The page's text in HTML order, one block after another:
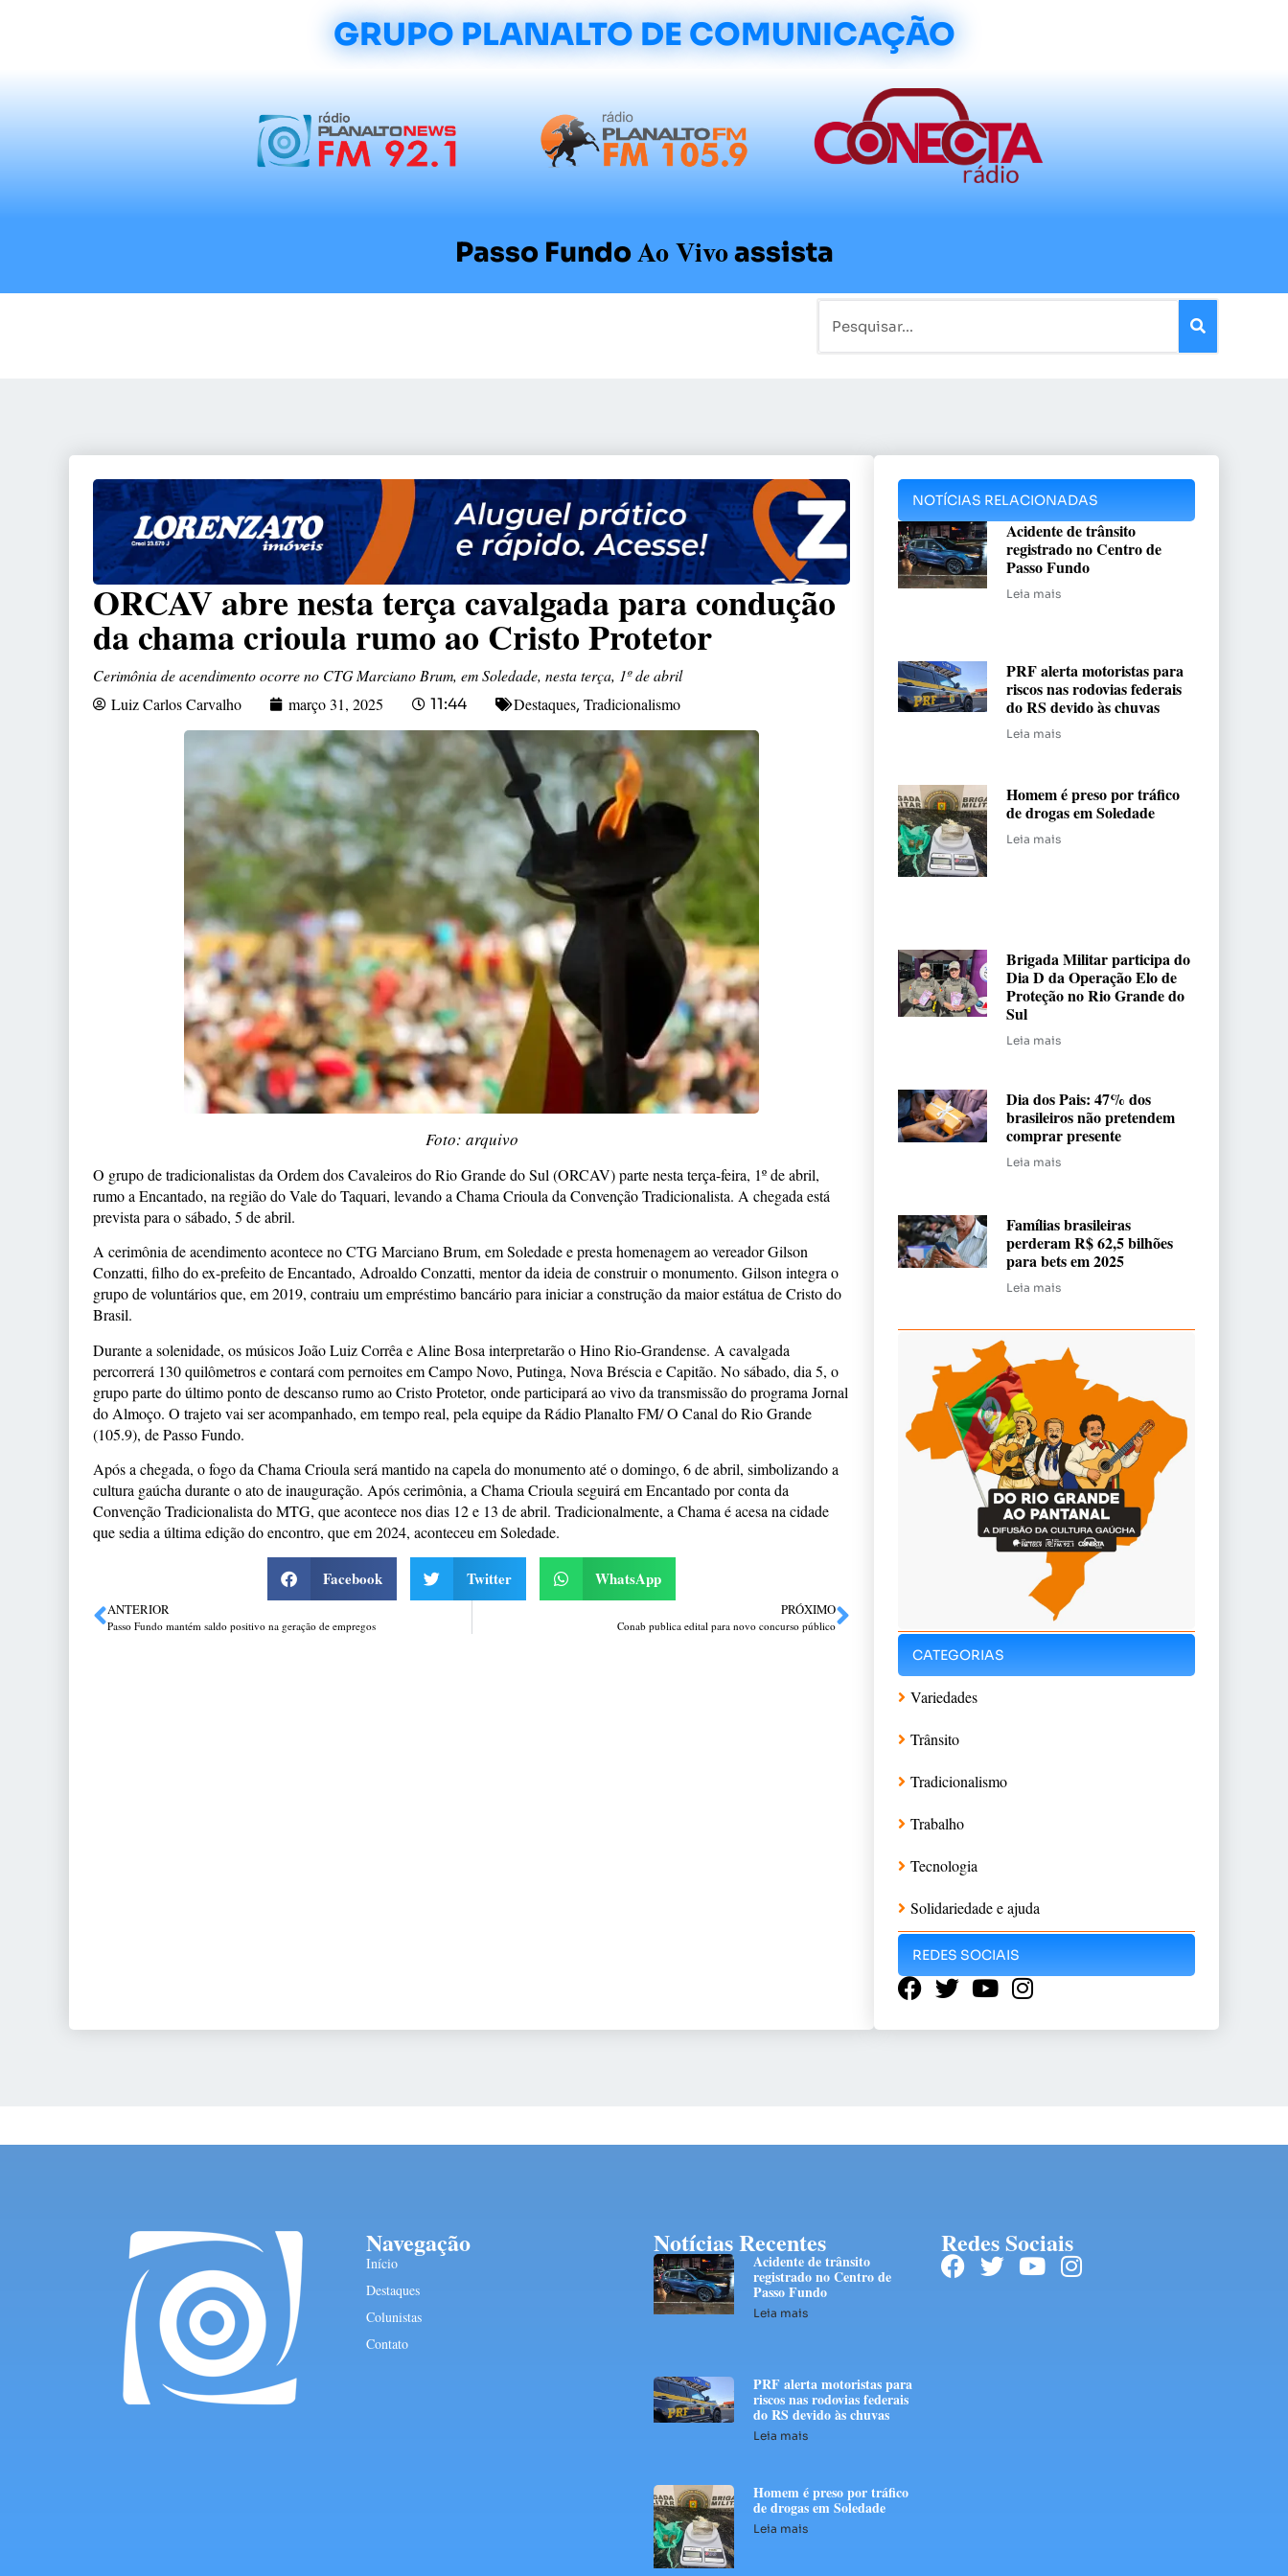
GRUPO PLANALTO DE COMUNICAÇÃO
Passo FundoAo Vivoassista
ORCAV abre nesta terça cavalgada para condução
da chama crioula rumo ao Cristo Protetor
Cerimônia de acendimento ocorre no CTG Marciano Brum, em Soledade, nesta terça, 1º de abril
Luiz Carlos Carvalho
março 31, 2025 11:44 Destaques, Tradicionalismo
Foto: arquivo
O grupo de tradicionalistas da Ordem dos Cavaleiros do Rio Grande do Sul (ORCAV) parte nesta terça-feira, 1º de abril,
rumo a Encantado, na região do Vale do Taquari, levando a Chama Crioula da Convenção Tradicionalista. A chegada está
prevista para o sábado, 5 de abril.
A cerimônia de acendimento acontece no CTG Marciano Brum, em Soledade e presta homenagem ao vereador Gilson
Conzatti, filho do ex-prefeito de Encantado, Adroaldo Conzatti, mentor da ideia de construir o monumento. Gilson integra o
grupo de voluntários que, em 2019, contraiu um empréstimo bancário para iniciar a construção da maior estátua de Cristo do
Brasil.
Durante a solenidade, os músicos João Luiz Corrêa e Aline Bosa interpretarão o Hino Rio-Grandense. A cavalgada
percorrerá 130 quilômetros e contará com pernoites em Campo Novo, Putinga, Nova Bréscia e Capitão. No sábado, dia 5, o
grupo parte do último ponto de descanso rumo ao Cristo Protetor, onde participará ao vivo da transmissão do programa Jornal
do Almoço. O trajeto vai ser acompanhado, em tempo real, pela equipe da Rádio Planalto FM/ O Canal do Rio Grande
(105.9), de Passo Fundo.
Após a chegada, o fogo da Chama Crioula será mantido na capela do monumento até o domingo, 6 de abril, simbolizando a
cultura gaúcha durante o ato de inauguração. Após cerimônia, a Chama Crioula seguirá em Encantado por conta da
Convenção Tradicionalista do MTG, que acontece nos dias 12 e 13 de abril. Tradicionalmente, a Chama é acesa na cidade
que sedia a última edição do encontro, que em 2024, aconteceu em Soledade.
Facebook Twitter WhatsApp
ANTERIOR
Passo Fundo mantém saldo positivo na geração de empregos
PRÓXIMO
Conab publica edital para novo concurso público
NOTÍCIAS RELACIONADAS
Acidente de trânsito
registrado no Centro de
Passo Fundo
Leia mais
PRF alerta motoristas para
riscos nas rodovias federais
do RS devido às chuvas
Leia mais
Homem é preso por tráfico
de drogas em Soledade
Leia mais
Brigada Militar participa do
Dia D da Operação Elo de
Proteção no Rio Grande do
Sul
Leia mais
Dia dos Pais: 47% dos
brasileiros não pretendem
comprar presente
Leia mais
Famílias brasileiras
perderam R$ 62,5 bilhões
para bets em 2025
Leia mais
CATEGORIAS
Variedades
Trânsito
Tradicionalismo
Trabalho
Tecnologia
Solidariedade e ajuda
REDES SOCIAIS
Navegação
Início
Destaques
Colunistas
Contato
Notícias Recentes
Acidente de trânsito
registrado no Centro de
Passo Fundo
Leia mais
PRF alerta motoristas para
riscos nas rodovias federais
do RS devido às chuvas
Leia mais
Homem é preso por tráfico
de drogas em Soledade
Leia mais
Redes Sociais